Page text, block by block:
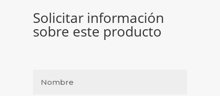
Solicitar información
sobre este producto